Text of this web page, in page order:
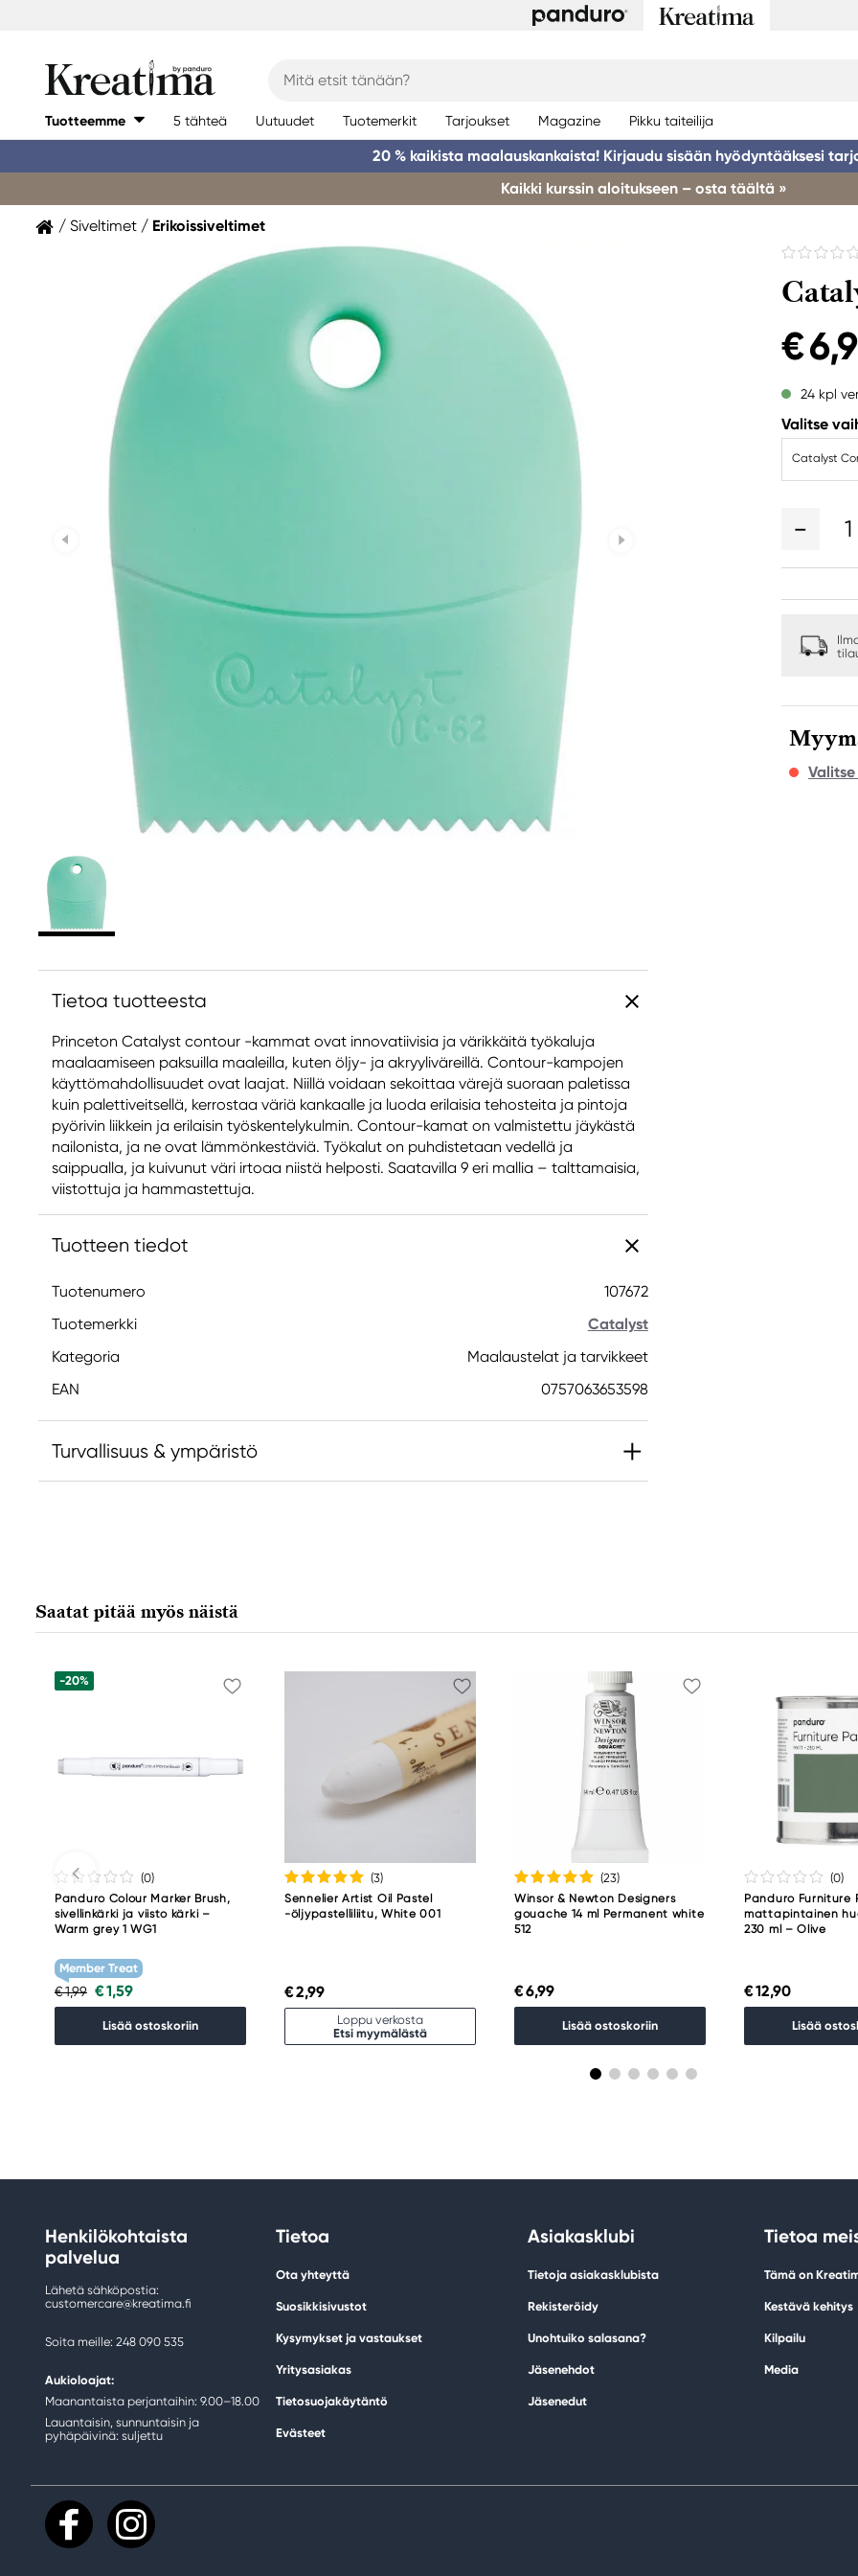
Tuotteemme 5 tähteä Uutuudet Tuotemerkit Tarjoukset Magazine Pikku taiteilija
20 % kaikista maalauskankaista! Kirjaudu sisään hyödyntääksesi
Kaikki kurssin aloitukseen – osta täältä »
Siveltimet Erikoissiveltimet
€
24 kpl
Valitse
Catalyst
1
Tietoa tuotteesta
Princeton Catalyst contour -kammat ovat innovatiivisia ja värikkäitä työkaluja
maalaamiseen paksuilla maaleilla, kuten öljy- ja akryyliväreillä. Contour-kampojen
käyttömahdollisuudet ovat laajat. Niillä voidaan sekoittaa värejä suoraan paletissa
kuin palettiveitsellä, kerrostaa väriä kankaalle ja luoda erilaisia tehosteita ja pintoja
pyörivin liikkein ja erilaisin työskentelykulmin. Contour-kamat on valmistettu jäykästä
nailonista, ja ne ovat lämmönkestäviä. Työkalut on puhdistetaan vedellä ja
saippualla, ja kuivunut väri irtoaa niistä helposti. Saatavilla 9 eri mallia – talttamaisia,
viistottuja ja hammastettuja.
Tuotteen tiedot
Tuotenumero
107672
Tuotemerkki
Catalyst
Kategoria
Maalaustelat ja tarvikkeet
EAN
0757063653598
Turvallisuus & ympäristö
20016 Pero (MI) Italy
fila@fila.it
Saatat pitää myös näistä
-20%
(0)
Panduro Colour Marker Brush,
sivellinkärki ja viisto kärki –
Warm grey 1 WG1
Member Treat
€ 1,99 € 1,59
Lisää ostoskoriin
(3)
Sennelier Artist Oil Pastel
-öljypastelliliitu, White 001
€ 2,99
Loppu verkosta
Etsi myymälästä
(23)
Winsor & Newton Designers
gouache 14 ml Permanent white
512
€ 6,99
Lisää ostoskoriin
(0)
Panduro Furniture
mattapintainen
230 ml – Olive
€ 12,90
Lisää
Henkilökohtaista
palvelua
Lähetä sähköpostia:
customercare@kreatima.fi
Soita meille: 248 090 535
Aukioloajat:
Maanantaista perjantaihin: 9.00–18.00
Lauantaisin, sunnuntaisin ja
pyhäpäivinä: suljettu
Tietoa
Ota yhteyttä
Suosikkisivustot
Kysymykset ja vastaukset
Yritysasiakas
Tietosuojakäytäntö
Evästeet
Asiakasklubi
Tietoja asiakasklubista
Rekisteröidy
Unohtuiko salasana?
Jäsenehdot
Jäsenedut
Tietoa
Tämä on
Kestävä kehitys
Kilpailu
Media